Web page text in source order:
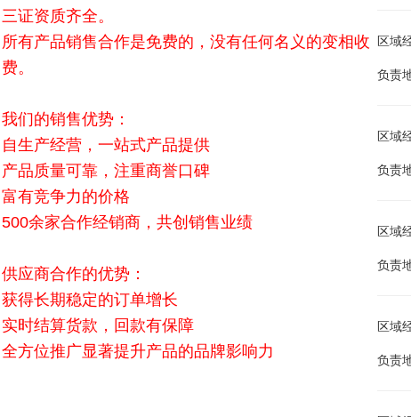
三证资质齐全。
所有产品销售合作是免费的，没有任何名义的变相收
费。
我们的销售优势：
自生产经营，一站式产品提供
产品质量可靠，注重商誉口碑
富有竞争力的价格
500余家合作经销商，共创销售业绩
供应商合作的优势：
获得长期稳定的订单增长
实时结算货款，回款有保障
全方位推广显著提升产品的品牌影响力
区域
负责
区域
负责
区域
负责
区域
负责